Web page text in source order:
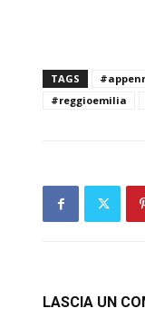
TAGS
#reggioemilia
LASCIA UN